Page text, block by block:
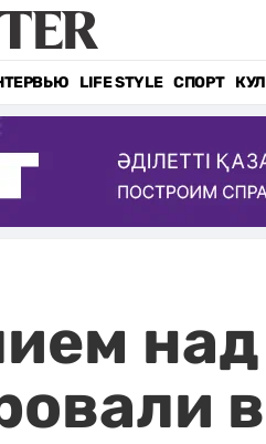
LIFE STYLE СПОРТ